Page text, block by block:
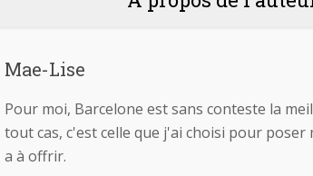
Mae-Lise
Pour moi, Barcelone est sans conteste la
tout cas, c'est celle que j'ai choisi pour
a à offrir.